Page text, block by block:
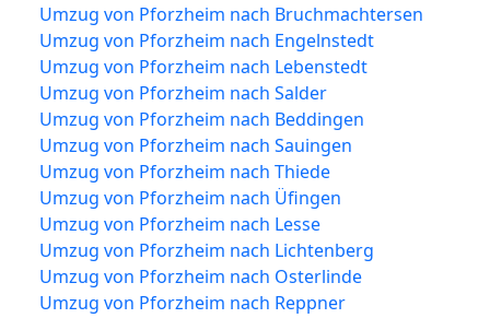
Umzug von Pforzheim nach Bruchmachtersen
Umzug von Pforzheim nach Engelnstedt
Umzug von Pforzheim nach Lebenstedt
Umzug von Pforzheim nach Salder
Umzug von Pforzheim nach Beddingen
Umzug von Pforzheim nach Sauingen
Umzug von Pforzheim nach Thiede
Umzug von Pforzheim nach Üfingen
Umzug von Pforzheim nach Lesse
Umzug von Pforzheim nach Lichtenberg
Umzug von Pforzheim nach Osterlinde
Umzug von Pforzheim nach Reppner